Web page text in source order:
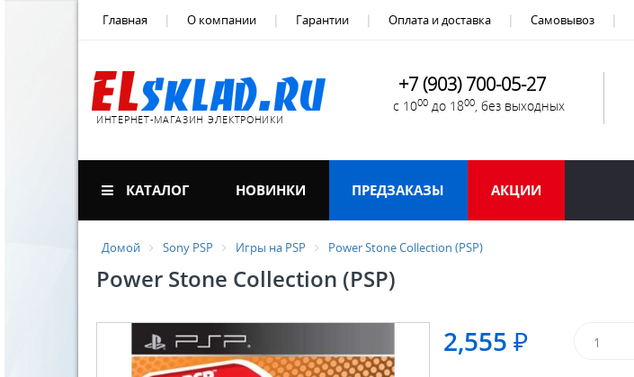
Главная О компании Гарантии Оплата и доставка Самовывоз
ИНТЕРНЕТ-МАГАЗИН ЭЛЕКТРОНИКИ
+7 (903) 700-05-27
с 1000 до 1800, без выходных
КАТАЛОГ НОВИНКИ ПРЕДЗАКАЗЫ АКЦИИ
Домой Sony PSP Игры на PSP Power Stone Collection (PSP)
Power Stone Collection (PSP)
2,555 ₽